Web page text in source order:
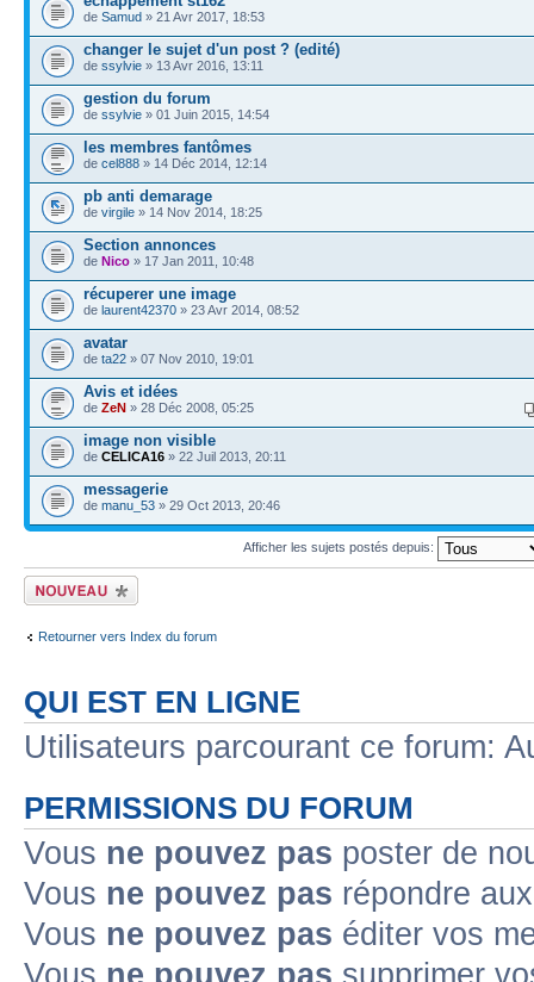
de Samud » 21 Avr 2017, 18:53
changer le sujet d'un post ? (edité)
de ssylvie » 13 Avr 2016, 13:11
gestion du forum
de ssylvie » 01 Juin 2015, 14:54
les membres fantômes
de cel888 » 14 Déc 2014, 12:14
pb anti demarage
de virgile » 14 Nov 2014, 18:25
Section annonces
de Nico » 17 Jan 2011, 10:48
récuperer une image
de laurent42370 » 23 Avr 2014, 08:52
avatar
de ta22 » 07 Nov 2010, 19:01
Avis et idées
de ZeN » 28 Déc 2008, 05:25
image non visible
de CELICA16 » 22 Juil 2013, 20:11
messagerie
de manu_53 » 29 Oct 2013, 20:46
Afficher les sujets postés depuis:
Ecrire un nouveau
sujet
Retourner vers Index du forum
QUI EST EN LIGNE
Utilisateurs parcourant ce forum:
PERMISSIONS DU FORUM
Vous ne pouvez pas poster de
Vous ne pouvez pas répondre
Vous ne pouvez pas éditer vos
Vous ne pouvez pas supprimer